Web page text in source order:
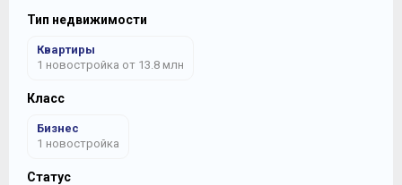
Тип недвижимости
Квартиры
1 новостройка от 13.8 млн
Класс
Бизнес
1 новостройка
Статус